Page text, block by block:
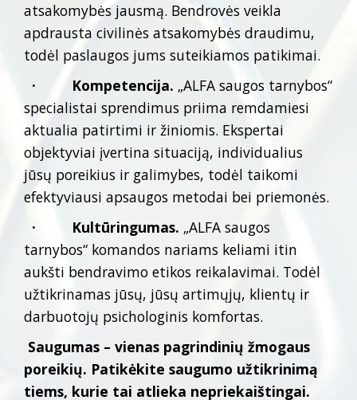
atsakomybės jausmą. Bendrovės veikla
apdrausta civilinės atsakomybės draudimu,
todėl paslaugos jums suteikiamos patikimai.
· Kompetencija. „ALFA saugos tarnybos“
specialistai sprendimus priima remdamiesi
aktualia patirtimi ir žiniomis. Ekspertai
objektyviai įvertina situaciją, individualius
jūsų poreikius ir galimybes, todėl taikomi
efektyviausi apsaugos metodai bei priemonės.
· Kultūringumas. „ALFA saugos
tarnybos“ komandos nariams keliami itin
aukšti bendravimo etikos reikalavimai. Todėl
užtikrinamas jūsų, jūsų artimųjų, klientų ir
darbuotojų psichologinis komfortas.
Saugumas – vienas pagrindinių žmogaus
poreikių. Patikėkite saugumo užtikrinimą
tiems, kurie tai atlieka nepriekaištingai.